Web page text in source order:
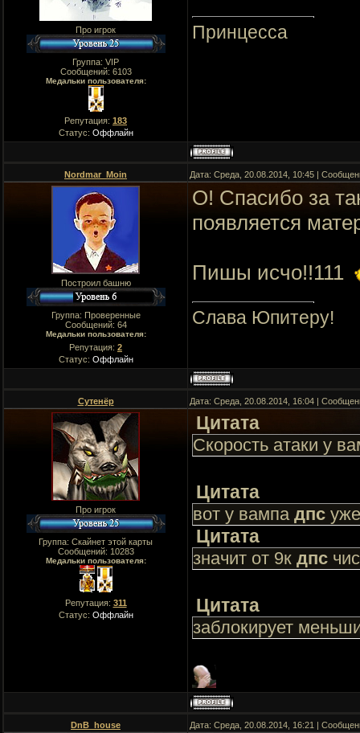
Про игрок
Группа: VIP
Сообщений: 6103
Медальки пользователя:
Репутация: 183
Статус: Оффлайн
Принцесса
Nordmar_Мoin Дата: Среда, 20.08.2014, 10:45 |
Построил башню
Группа: Проверенные
Сообщений: 64
Медальки пользователя:
Репутация: 2
Статус: Оффлайн
О! Спасибо за
появляется
Пишы исчо!!111
Слава Юпитеру!
Сутенёр Дата: Среда, 20.08.2014, 16:04 |
Про игрок
Группа: Скайнет этой карты
Сообщений: 10283
Медальки пользователя:
Репутация: 311
Статус: Оффлайн
Цитата
Скорость атаки у
Цитата
вот у вампа дпс
Цитата
значит от 9к дпс
Цитата
заблокирует
DnB_house Дата: Среда, 20.08.2014, 16:21 |